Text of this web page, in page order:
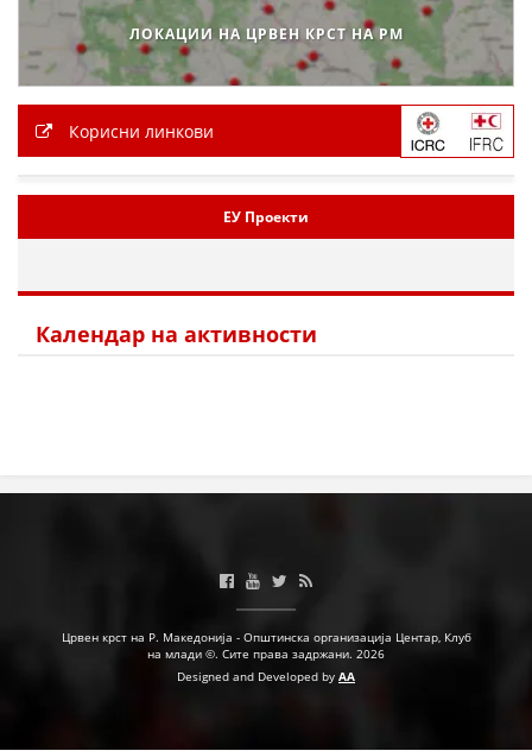
ЛОКАЦИИ НА ЦРВЕН КРСТ НА РМ
Корисни линкови
ЕУ Проекти
Календар на активности
Црвен крст на Р. Македонија - Општинска организација Центар, Клуб
на млади ©. Сите права задржани. 2026
Designed and Developed by AA